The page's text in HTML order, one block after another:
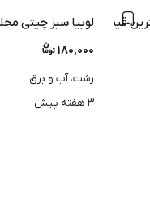
قیمت
لوبیا سبز چیتی
۱۸۰,۰۰۰
رشت، آب و برق
۳ هفته پیش